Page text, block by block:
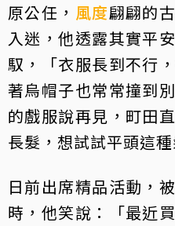
原公任， 風度翩翩的
入迷，他透露其實平
馭，「衣服長到不行
著烏帽子也常常撞到
的戲服說再見，町田
長髮，想試試平頭這種
日前出席精品活動，
時，他笑說：「最近